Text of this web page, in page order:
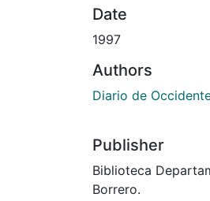
Date
1997
Authors
Diario de
Publisher
Biblioteca
Borrero.